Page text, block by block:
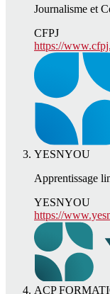
Journalisme et
CFPJ
https://
YESNYOU
Apprentissage
YESNYOU
https://
ACP